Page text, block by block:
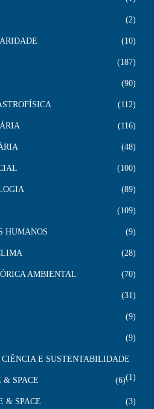
2
10
187
90
112
116
48
100
89
109
HUMANOS 9
28
AMBIENTAL 70
31
9
9
CIÊNCIA E SUSTENTABILIDADE
1
& SPACE 6
& SPACE 3